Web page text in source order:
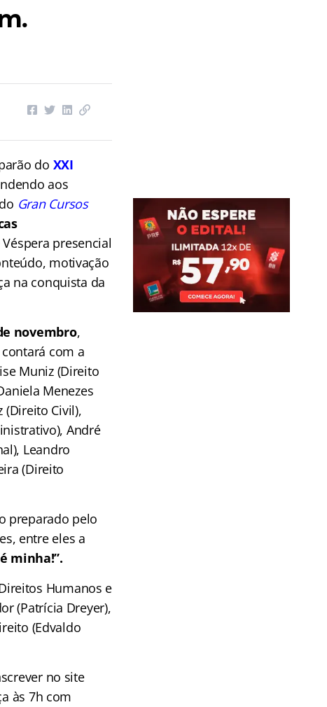
do XXI
aos
Gran Cursos
presencial
motivação
na conquista da
novembro,
com a
Muniz (Direito
Menezes
(Direito Civil),
André
Leandro
(Direito
preparado pelo
entre eles a
minha!”.
Humanos e
(Patrícia Dreyer),
(Edvaldo
no site
às 7h com